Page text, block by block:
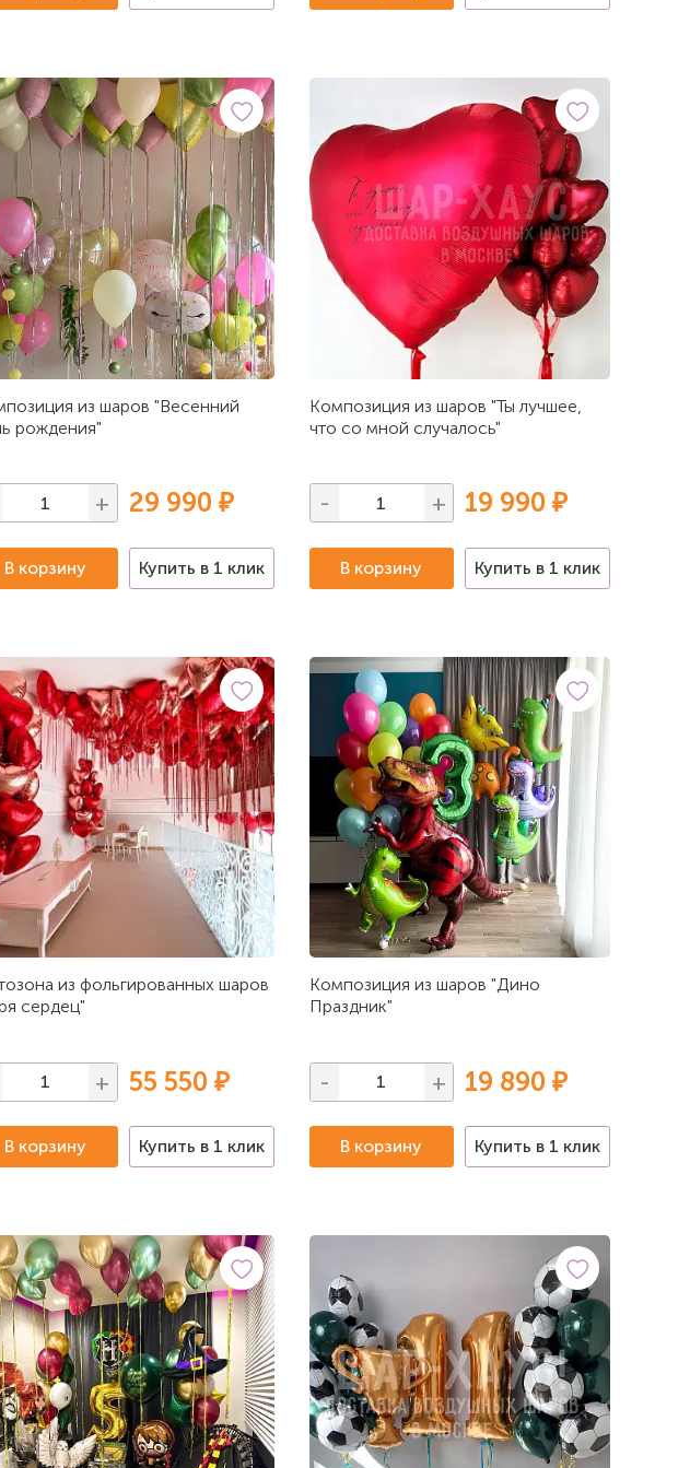
из шаров "Весенний
рождения"
+ 29 990 ₽
В корзину Купить в 1 клик
Композиция из шаров "Ты лучшее,
что со мной случалось"
- + 19 990 ₽
В корзину Купить в 1 клик
из фольгированных шаров
сердец"
+ 55 550 ₽
В корзину Купить в 1 клик
Композиция из шаров "Дино
Праздник"
- + 19 890 ₽
В корзину Купить в 1 клик